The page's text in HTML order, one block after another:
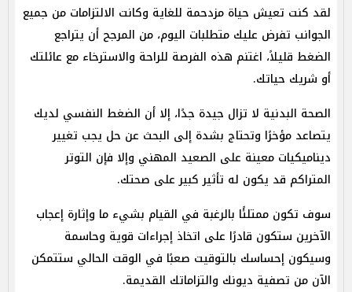
لقد كنت تعيش حياة مزدحمة للغاية وكانت الالتزامات من جميع
الجوانب تفرض عليك متطلبات اليوم، من المرجح أن يتراجع
الضغط قليلاً، اغتنم هذه الفرصة للراحة والاسترخاء مع عائلتك
أو شريك حياتك.
الصحة البدنية لا تزال جيدة جدًا، إلا أن الضغط النفسي لديك
يتصاعد مؤخرًا وتحتاج بشدة إلى البحث عن حل يجب تغيير
ديناميكيات معينة على الصعيد المهني وإلا فإن التوتر
المتراكم قد يكون له تأثير كبير على صحتك.
سوف تكون ممتلئًا بالرغبة في القيام بشيء ما وإثارة إعجاب
الآخرين ستكون قادرًا على اتخاذ إجراءات قوية وحاسمة
وسيكون إحساسك بالتوقيت صعبًا في الوقت الحالي ستتمكن
الآن من تصفية ديونك والتزاماتك القديمة.